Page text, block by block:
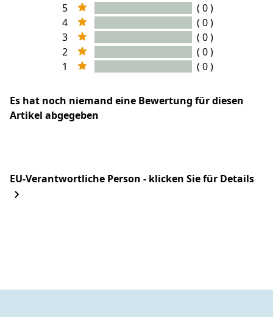
5
( 0 )
4
( 0 )
3
( 0 )
2
( 0 )
1
( 0 )
Es hat noch niemand eine Bewertung für diesen
Artikel abgegeben
EU-Verantwortliche Person - klicken Sie für Details